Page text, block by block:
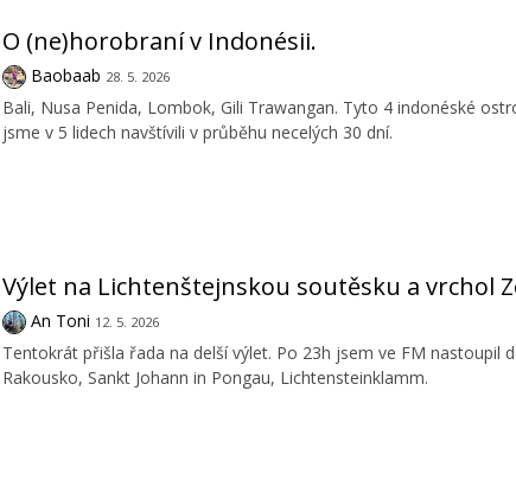
O (ne)horobraní v Indonésii.
Baobaab 28. 5. 2026
Bali, Nusa Penida, Lombok, Gili Trawangan. Tyto 4 indonéské
jsme v 5 lidech navštívili v průběhu necelých 30 dní.
Výlet na Lichtenštejnskou soutěsku a vrchol
An Toni 12. 5. 2026
Tentokrát přišla řada na delší výlet. Po 23h jsem ve FM nastoupil
Rakousko, Sankt Johann in Pongau, Lichtensteinklamm.